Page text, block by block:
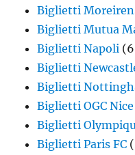
Biglietti
Biglietti Mutua
Biglietti Napoli
Biglietti
Biglietti
Biglietti OGC Nice
Biglietti
Biglietti Paris FC